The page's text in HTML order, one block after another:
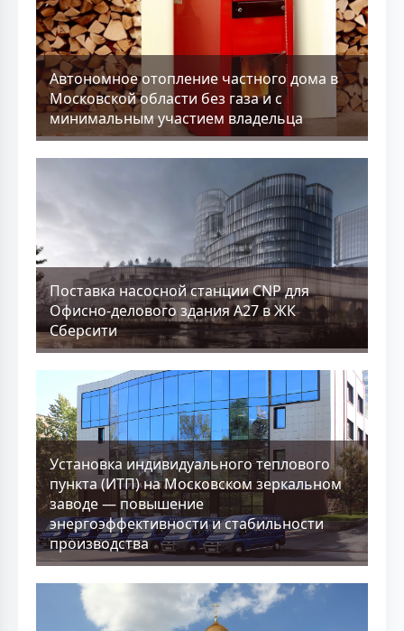
Aвтономное отопление частного дома в
Московской области без газа и с
минимальным участием владельца
Поставка насосной станции CNP для
Офисно-делового здания А27 в ЖК
Сберсити
Установка индивидуального теплового
пункта (ИТП) на Московском зеркальном
заводе — повышение
энергоэффективности и стабильности
производства